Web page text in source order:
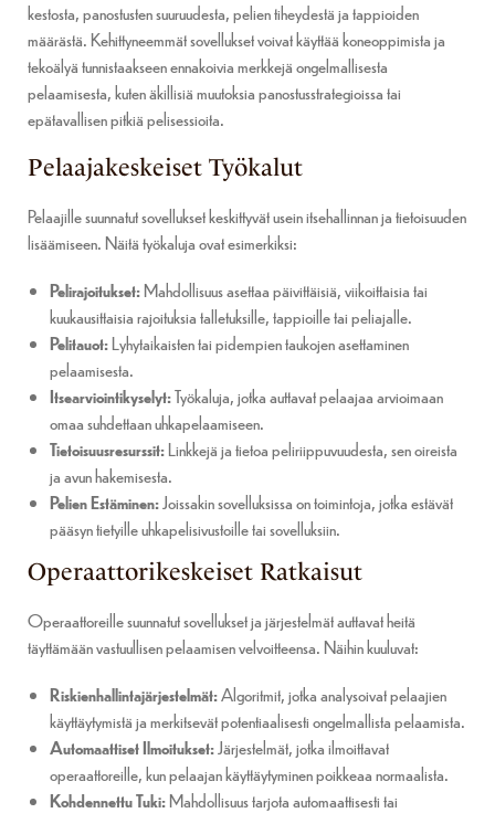
kestosta, panostusten suuruudesta, pelien tiheydestä ja tappioiden
määrästä. Kehittyneemmät sovellukset voivat käyttää koneoppimista ja
tekoälyä tunnistaakseen ennakoivia merkkejä ongelmallisesta
pelaamisesta, kuten äkillisiä muutoksia panostusstrategioissa tai
epätavallisen pitkiä pelisessioita.
Pelaajakeskeiset Työkalut
Pelaajille suunnatut sovellukset keskittyvät usein itsehallinnan ja tietoisuuden
lisäämiseen. Näitä työkaluja ovat esimerkiksi:
Pelirajoitukset:Mahdollisuus asettaa päivittäisiä, viikoittaisia tai
kuukausittaisia rajoituksia talletuksille, tappioille tai peliajalle.
Pelitauot:Lyhytaikaisten tai pidempien taukojen asettaminen
pelaamisesta.
Itsearviointikyselyt:Työkaluja, jotka auttavat pelaajaa arvioimaan
omaa suhdettaan uhkapelaamiseen.
Tietoisuusresurssit:Linkkejä ja tietoa peliriippuvuudesta, sen oireista
ja avun hakemisesta.
Pelien Estäminen:Joissakin sovelluksissa on toimintoja, jotka estävät
pääsyn tietyille uhkapelisivustoille tai sovelluksiin.
Operaattorikeskeiset Ratkaisut
Operaattoreille suunnatut sovellukset ja järjestelmät auttavat heitä
täyttämään vastuullisen pelaamisen velvoitteensa. Näihin kuuluvat:
Riskienhallintajärjestelmät:Algoritmit, jotka analysoivat pelaajien
käyttäytymistä ja merkitsevät potentiaalisesti ongelmallista pelaamista.
Automaattiset Ilmoitukset:Järjestelmät, jotka ilmoittavat
operaattoreille, kun pelaajan käyttäytyminen poikkeaa normaalista.
Kohdennettu Tuki:Mahdollisuus tarjota automaattisesti tai